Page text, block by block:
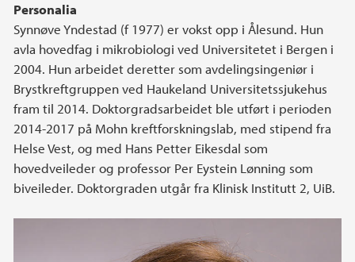
Personalia
Synnøve Yndestad (f 1977) er vokst opp i Ålesund. Hun
avla hovedfag i mikrobiologi ved Universitetet i Bergen i
2004. Hun arbeidet deretter som avdelingsingeniør i
Brystkreftgruppen ved Haukeland Universitetssjukehus
fram til 2014. Doktorgradsarbeidet ble utført i perioden
2014-2017 på Mohn kreftforskningslab, med stipend fra
Helse Vest, og med Hans Petter Eikesdal som
hovedveileder og professor Per Eystein Lønning som
biveileder. Doktorgraden utgår fra Klinisk Institutt 2, UiB.